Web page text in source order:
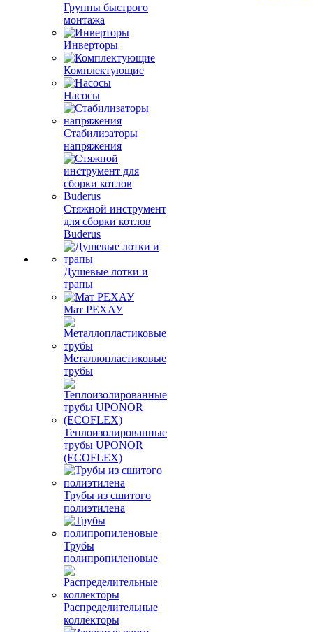
Группы быстрого
монтажа
Инверторы
Комплектующие
Насосы
Стабилизаторы
напряжения
Стяжной инструмент
для сборки котлов
Buderus
Душевые лотки и
трапы
Мат РЕХАУ
Металлопластиковые
трубы
Теплоизолированные
трубы UPONOR
(ECOFLEX)
Трубы из сшитого
полиэтилена
Трубы
полипропиленовые
Распределительные
коллекторы